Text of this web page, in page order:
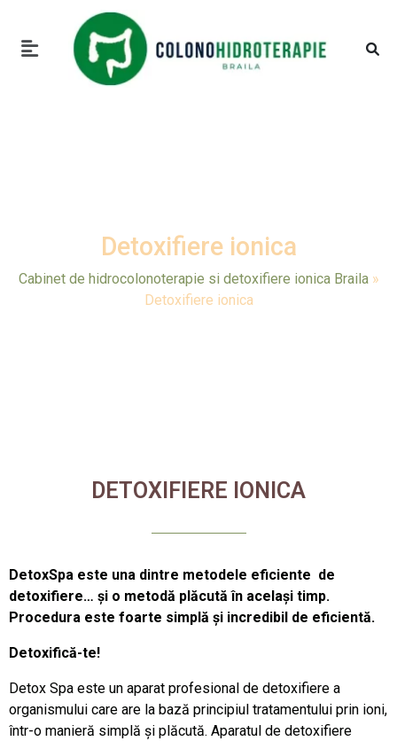
Detoxifiere ionica
Cabinet de hidrocolonoterapie si detoxifiere ionica Braila»
Detoxifiere ionica
DETOXIFIERE IONICA
DetoxSpa este una dintre metodele eficiente de
detoxifiere… și o metodă plăcută în același timp.
Procedura este foarte simplă și incredibil de eficientă.
Detoxifică-te!
Detox Spa este un aparat profesional de detoxifiere a
organismului care are la bază principiul tratamentului prin ioni,
într-o manieră simplă și plăcută. Aparatul de detoxifiere